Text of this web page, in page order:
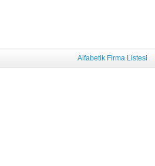
Alfabetik Firma Listesi